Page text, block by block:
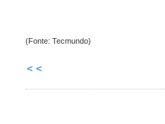
(Fonte: Tecmundo)
< <